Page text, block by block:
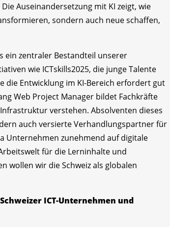
Auseinandersetzung mit KI zeigt, wie
sondern auch neue schaffen,
ein zentraler Bestandteil unserer
wie ICTskills2025, die junge Talente
die Entwicklung im KI-Bereich erfordert gut
Web Project Manager bildet Fachkräfte
verstehen. Absolventen dieses
auch versierte Verhandlungspartner für
Unternehmen zunehmend auf digitale
für die Lerninhalte und
wollen wir die Schweiz als globalen
ICT-Unternehmen und